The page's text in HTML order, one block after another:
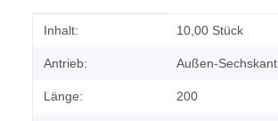
Produkteigenschaft
Wert
Inhalt: 10,00 Stück
Antrieb: Außen-Sechskant
Länge: 200